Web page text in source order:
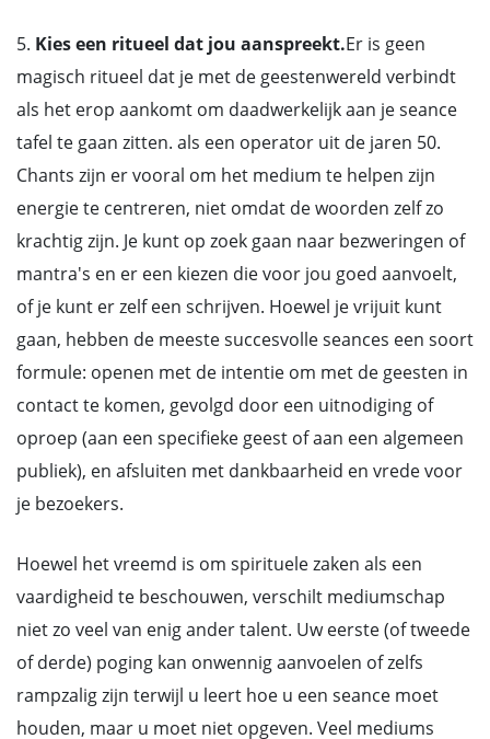
5. Kies een ritueel dat jou aanspreekt.Er is geen
magisch ritueel dat je met de geestenwereld verbindt
als het erop aankomt om daadwerkelijk aan je seance
tafel te gaan zitten. als een operator uit de jaren 50.
Chants zijn er vooral om het medium te helpen zijn
energie te centreren, niet omdat de woorden zelf zo
krachtig zijn. Je kunt op zoek gaan naar bezweringen of
mantra's en er een kiezen die voor jou goed aanvoelt,
of je kunt er zelf een schrijven. Hoewel je vrijuit kunt
gaan, hebben de meeste succesvolle seances een soort
formule: openen met de intentie om met de geesten in
contact te komen, gevolgd door een uitnodiging of
oproep (aan een specifieke geest of aan een algemeen
publiek), en afsluiten met dankbaarheid en vrede voor
je bezoekers.
Hoewel het vreemd is om spirituele zaken als een
vaardigheid te beschouwen, verschilt mediumschap
niet zo veel van enig ander talent. Uw eerste (of tweede
of derde) poging kan onwennig aanvoelen of zelfs
rampzalig zijn terwijl u leert hoe u een seance moet
houden, maar u moet niet opgeven. Veel mediums